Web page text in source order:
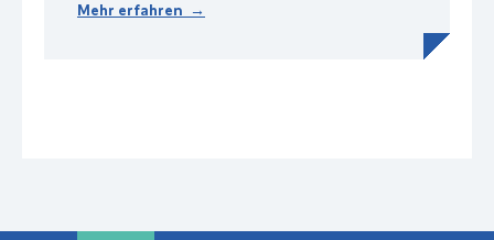
Mehr erfahren →